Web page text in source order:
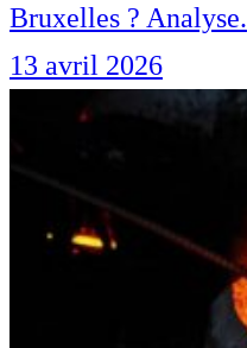
Bruxelles ? Analyse.
13 avril 2026